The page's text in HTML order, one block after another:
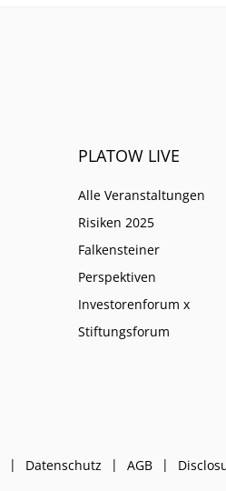
PLATOW LIVE
Alle Veranstaltungen
Risiken 2025
Falkensteiner
Perspektiven
Investorenforum x
Stiftungsforum
Datenschutz AGB